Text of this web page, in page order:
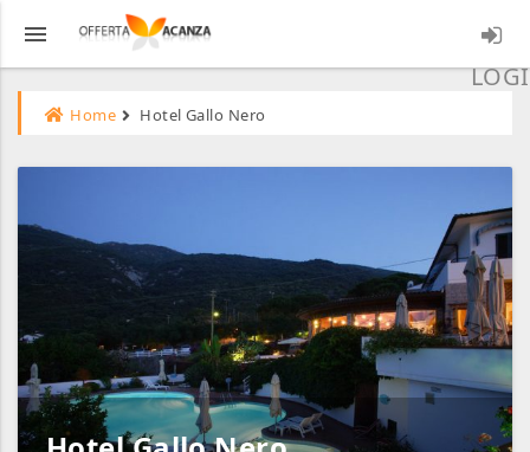
menu
Home Hotel Gallo Nero